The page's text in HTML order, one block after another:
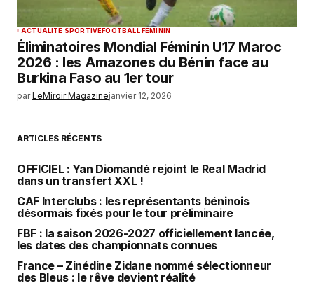
ACTUALITÉ SPORTIVEFOOTBALL FEMININ
Éliminatoires Mondial Féminin U17 Maroc
2026 : les Amazones du Bénin face au
Burkina Faso au 1er tour
par LeMiroir Magazinejanvier 12, 2026
ARTICLES RÉCENTS
OFFICIEL : Yan Diomandé rejoint le Real Madrid
dans un transfert XXL !
CAF Interclubs : les représentants béninois
désormais fixés pour le tour préliminaire
FBF : la saison 2026-2027 officiellement lancée,
les dates des championnats connues
France – Zinédine Zidane nommé sélectionneur
des Bleus : le rêve devient réalité